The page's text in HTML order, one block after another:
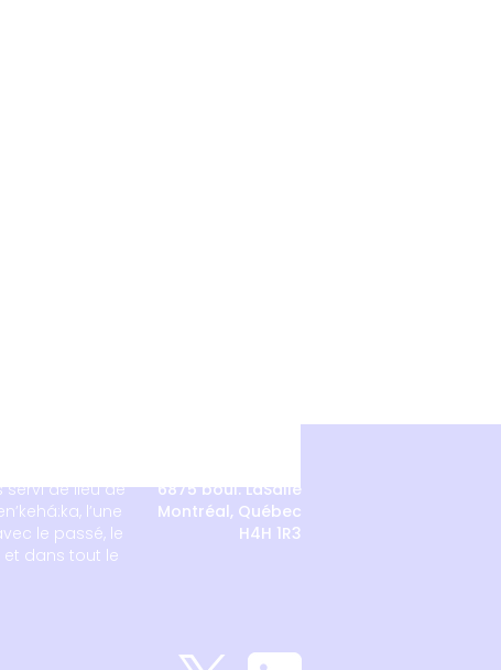
servi de lieu de
l’une
le passé, le
dans tout le
6875 boul. LaSalle
Montréal, Québec
H4H 1R3